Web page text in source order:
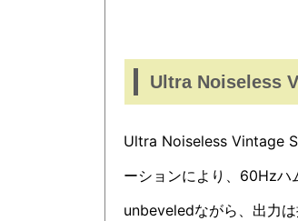
Ultra Noiseless
Ultra Noiseless Vintage
ーションにより、60Hzハ
unbeveledながら、出力は